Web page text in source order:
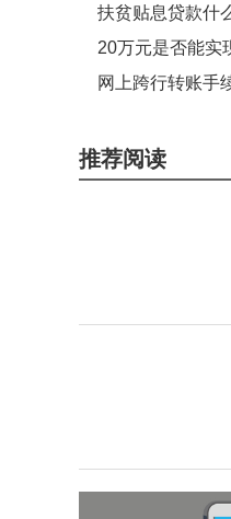
扶贫贴息贷款什
贫贷款？精准扶
20万元是否能实
20万怎么理财更
网上跨行转账手
推荐阅读